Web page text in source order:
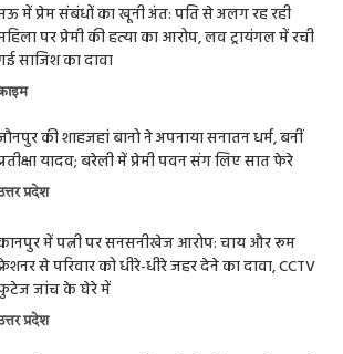
में प्रेम संबंधों का खूनी अंत: पति से अलग रह रही
पर प्रेमी की हत्या का आरोप, लव ट्रायंगल में रची
साजिश का दावा
की शाहजहां बानो ने अपनाया सनातन धर्म, बनीं
यादव; बरेली में प्रेमी पवन संग लिए सात फेरे
प्रदेश
में पत्नी पर सनसनीखेज आरोप: चाय और रूम
से परिवार को धीरे-धीरे जहर देने का दावा, CCTV
जांच के घेरे में
प्रदेश